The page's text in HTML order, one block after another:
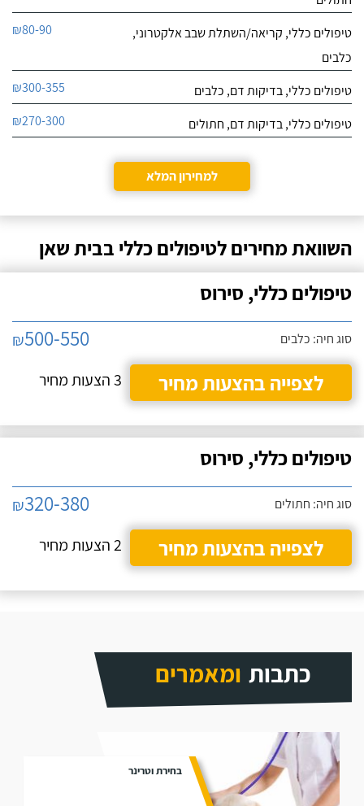
טיפולים כללי, קריאה/השתלת שבב אלקטרוני,
כלבים
₪80-90
טיפולים כללי, בדיקות דם, כלבים ₪300-355
טיפולים כללי, בדיקות דם, חתולים ₪270-300
למחירון המלא
השוואת מחירים לטיפולים כללי בבית שאן
טיפולים כללי, סירוס
סוג חיה: כלבים ₪500-550
לצפייה בהצעות מחיר
3 הצעות מחיר
טיפולים כללי, סירוס
סוג חיה: חתולים ₪320-380
לצפייה בהצעות מחיר
2 הצעות מחיר
כתבות ומאמרים
בחירת וטרינר